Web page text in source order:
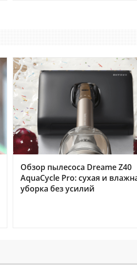
Обзор пылесоса Dreame Z40
AquaCycle Pro: сухая и
уборка без усилий